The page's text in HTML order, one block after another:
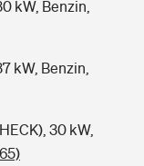
kW, Benzin,
kW, Benzin,
30 kW,